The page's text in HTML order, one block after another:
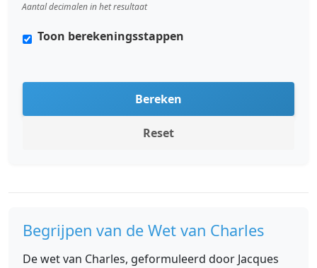
Aantal decimalen in het resultaat
Toon berekeningsstappen
Bereken
Reset
Begrijpen van de Wet van Charles
De wet van Charles, geformuleerd door Jacques